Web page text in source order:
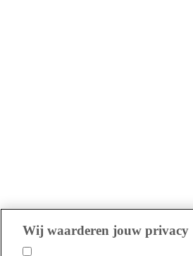
Wij waarderen jouw privacy